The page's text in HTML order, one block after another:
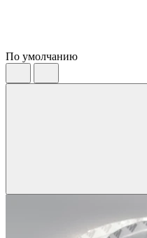
По умолчанию